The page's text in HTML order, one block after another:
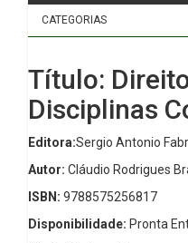
CATEGORIAS
Título:
Disciplinas
Editora:Sergio Antonio
Autor: Cláudio Rodrigues
ISBN: 9788575256817
Disponibilidade: Pronta